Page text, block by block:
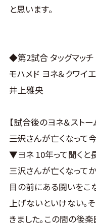
と思います。
◆第2試合 タッグマッ
モハメド ヨネ＆クワイ
井上雅央
【試合後のヨネ＆ストー
――三沢さんが亡くなっ
▼ヨネ 10年って聞くと
三沢さんが亡くなって
目の前にある闘いをこ
上げないといけない｡
きました｡この間の後